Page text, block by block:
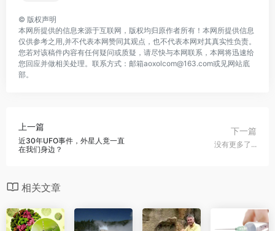
© 版权声明
本网所提供的信息来源于互联网，版权均归原作者所有！本网所提供信息
仅供参考之用,并不代表本网赞同其观点，也不代表本网对其真实性负责。
您若对该稿件内容有任何疑问或质疑，请尽快与本网联系，本网将迅速给
您回应并做相关处理。联系方式：邮箱aoxolcom@163.com或见网站底
部。
上一篇
近30年UFO事件，外星人竟一直
在我们身边？
下一篇
没有更多了...
相关文章